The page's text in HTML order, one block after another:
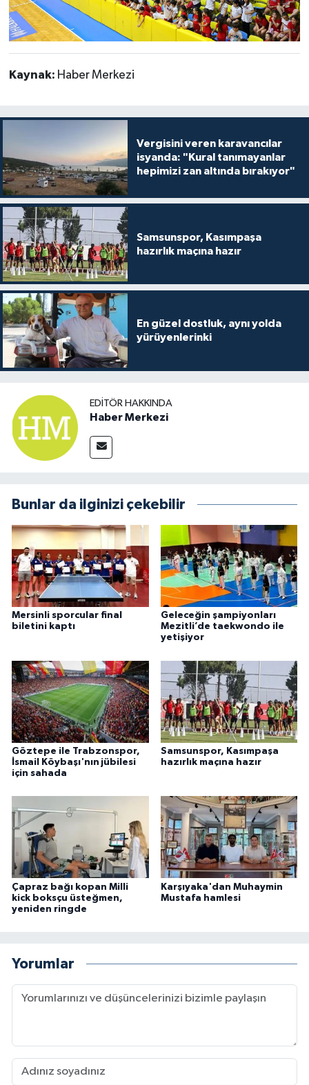
Kaynak: Haber Merkezi
Vergisini veren karavancılar
isyanda: "Kural tanımayanlar
hepimizi zan altında bırakıyor"
Samsunspor, Kasımpaşa
hazırlık maçına hazır
En güzel dostluk, aynı yolda
yürüyenlerinki
EDITÖR HAKKINDA
Haber Merkezi
Bunlar da ilginizi çekebilir
Mersinli sporcular final
biletini kaptı
Geleceğin şampiyonları
Mezitli’de taekwondo ile
yetişiyor
Göztepe ile Trabzonspor,
İsmail Köybaşı'nın jübilesi
için sahada
Samsunspor, Kasımpaşa
hazırlık maçına hazır
Çapraz bağı kopan Milli
kick boksçu üsteğmen,
yeniden ringde
Karşıyaka'dan Muhaymin
Mustafa hamlesi
Yorumlar